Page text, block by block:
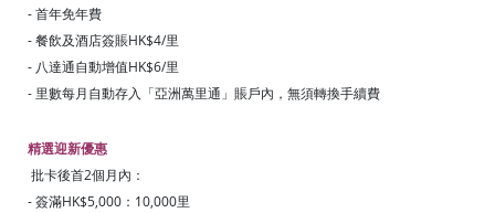
- 首年免年費
- 餐飲及酒店簽賬HK$4/里
- 八達通自動增值HK$6/里
- 里數每月自動存入「亞洲萬里通」賬戶內，無須轉換手續費
精選迎新優惠
批卡後首2個月內：
- 簽滿HK$5,000 ：10,000里